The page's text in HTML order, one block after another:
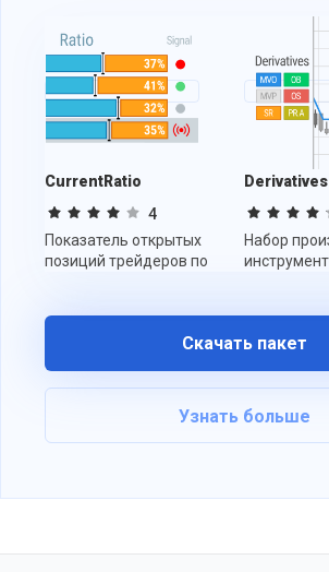
CurrentRatio
4
Показатель открытых
позиций трейдеров по
Derivatives
Набор
Скачать пакет
Узнать больше